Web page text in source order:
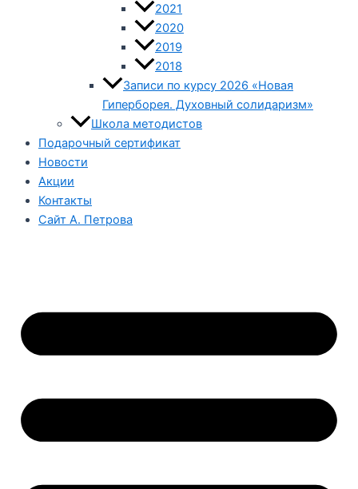
2021
2020
2019
2018
Записи по курсу 2026 «Новая
Гиперборея. Духовный солидаризм»
Школа методистов
Подарочный сертификат
Новости
Акции
Контакты
Сайт А. Петрова